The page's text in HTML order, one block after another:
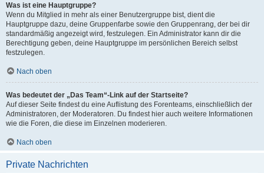
Was ist eine Hauptgruppe?
Wenn du Mitglied in mehr als einer Benutzergruppe bist, dient die
Hauptgruppe dazu, deine Gruppenfarbe sowie den Gruppenrang, der bei dir
standardmäßig angezeigt wird, festzulegen. Ein Administrator kann dir die
Berechtigung geben, deine Hauptgruppe im persönlichen Bereich selbst
festzulegen.
Nach oben
Was bedeutet der „Das Team“-Link auf der Startseite?
Auf dieser Seite findest du eine Auflistung des Forenteams, einschließlich der
Administratoren, der Moderatoren. Du findest hier auch weitere Informationen
wie die Foren, die diese im Einzelnen moderieren.
Nach oben
Private Nachrichten